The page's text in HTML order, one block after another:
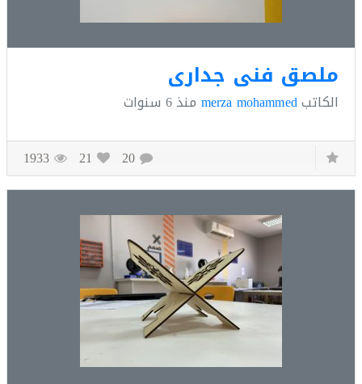
فني جداري
merza mohammed منذ6 سنوات
21
1933